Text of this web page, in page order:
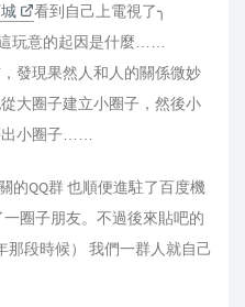
看到自己上電視了╮
玩意的起因是什麼……
發現果然人和人的關係微妙
大圈子建立小圈子，然後小
出小圈子……
的QQ群 也順便進駐了百度機
圈子朋友。不過後來貼吧的
那段時候） 我們一群人就自己